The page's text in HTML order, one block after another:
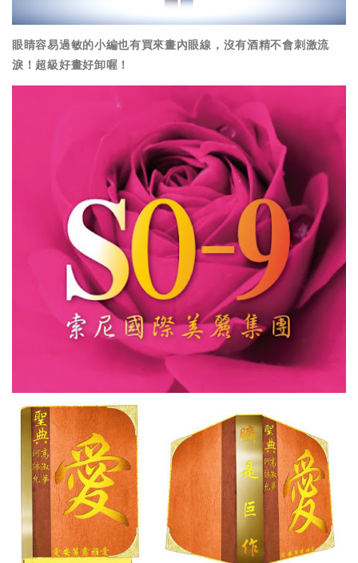
眼睛容易過敏的小編也有買來畫內眼線，沒有酒精不會刺激流
淚！超級好畫好卸喔！